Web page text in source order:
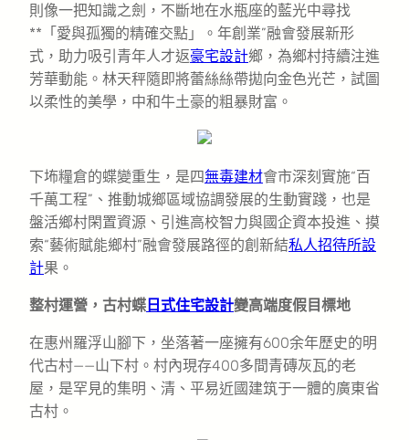
則像一把知識之劍，不斷地在水瓶座的藍光中尋找
**「愛與孤獨的精確交點」。年創業”融會發展新形
式，助力吸引青年人才返豪宅設計鄉，為鄉村持續注進
芳華動能。林天秤隨即將蕾絲絲帶拋向金色光芒，試圖
以柔性的美學，中和牛土豪的粗暴財富。
下㘵糧倉的蝶變重生，是四無毒建材會市深刻實施“百
千萬工程”、推動城鄉區域協調發展的生動實踐，也是
盤活鄉村閑置資源、引進高校智力與國企資本投進、摸
索“藝術賦能鄉村”融會發展路徑的創新結私人招待所設
計果。
整村運營，古村蝶 日式住宅設計變高端度假目標地
在惠州羅浮山腳下，坐落著一座擁有600余年歷史的明
代古村——山下村。村內現存400多間青磚灰瓦的老
屋，是罕見的集明、清、平易近國建筑于一體的廣東省
古村。